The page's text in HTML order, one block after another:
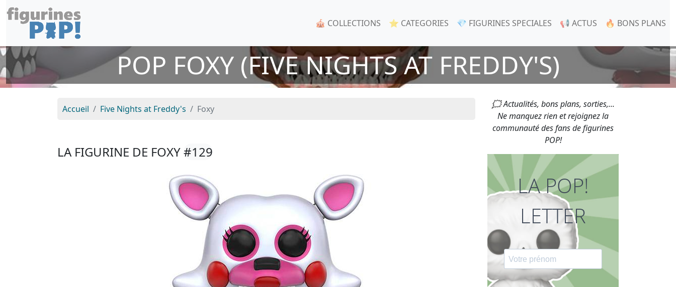
🎪 COLLECTIONS ⭐ CATEGORIES 💎 FIGURINES SPECIALES 📢 ACTUS 🔥 BONS PLANS
POP FOXY (FIVE NIGHTS AT FREDDY'S)
Accueil Five Nights at Freddy's Foxy
LA FIGURINE DE FOXY#129
🗯 Actualités, bons plans, sorties,...
Ne manquez rien et rejoignez la
communauté des fans de figurines
POP!
LA POP!
LETTER